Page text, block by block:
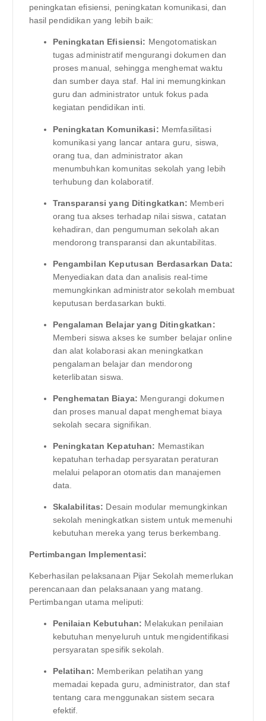
peningkatan efisiensi, peningkatan komunikasi, dan
hasil pendidikan yang lebih baik:
Peningkatan Efisiensi: Mengotomatiskan
tugas administratif mengurangi dokumen dan
proses manual, sehingga menghemat waktu
dan sumber daya staf. Hal ini memungkinkan
guru dan administrator untuk fokus pada
kegiatan pendidikan inti.
Peningkatan Komunikasi: Memfasilitasi
komunikasi yang lancar antara guru, siswa,
orang tua, dan administrator akan
menumbuhkan komunitas sekolah yang lebih
terhubung dan kolaboratif.
Transparansi yang Ditingkatkan: Memberi
orang tua akses terhadap nilai siswa, catatan
kehadiran, dan pengumuman sekolah akan
mendorong transparansi dan akuntabilitas.
Pengambilan Keputusan Berdasarkan Data:
Menyediakan data dan analisis real-time
memungkinkan administrator sekolah membuat
keputusan berdasarkan bukti.
Pengalaman Belajar yang Ditingkatkan:
Memberi siswa akses ke sumber belajar online
dan alat kolaborasi akan meningkatkan
pengalaman belajar dan mendorong
keterlibatan siswa.
Penghematan Biaya: Mengurangi dokumen
dan proses manual dapat menghemat biaya
sekolah secara signifikan.
Peningkatan Kepatuhan: Memastikan
kepatuhan terhadap persyaratan peraturan
melalui pelaporan otomatis dan manajemen
data.
Skalabilitas: Desain modular memungkinkan
sekolah meningkatkan sistem untuk memenuhi
kebutuhan mereka yang terus berkembang.
Pertimbangan Implementasi:
Keberhasilan pelaksanaan Pijar Sekolah memerlukan
perencanaan dan pelaksanaan yang matang.
Pertimbangan utama meliputi:
Penilaian Kebutuhan: Melakukan penilaian
kebutuhan menyeluruh untuk mengidentifikasi
persyaratan spesifik sekolah.
Pelatihan: Memberikan pelatihan yang
memadai kepada guru, administrator, dan staf
tentang cara menggunakan sistem secara
efektif.